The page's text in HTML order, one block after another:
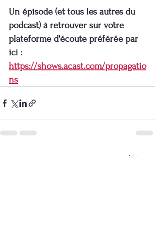
Un épisode (et tous les autres du
podcast) à retrouver sur votre
plateforme d'écoute préférée par
ici :
https://shows.acast.com/propagatio
ns
Voir tout